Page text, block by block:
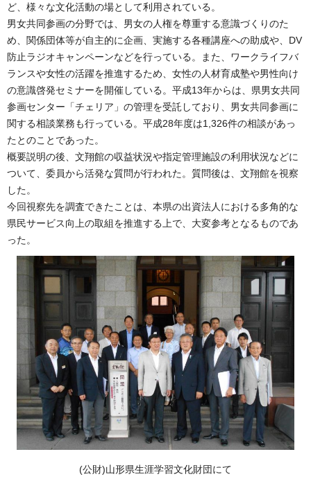
ど、様々な文化活動の場として利用されている。
男女共同参画の分野では、男女の人権を尊重する意識づくりのた
め、関係団体等が自主的に企画、実施する各種講座への助成や、DV
防止ラジオキャンペーンなどを行っている。また、ワークライフバ
ランスや女性の活躍を推進するため、女性の人材育成塾や男性向け
の意識啓発セミナーを開催している。平成13年からは、県男女共同
参画センター「チェリア」の管理を受託しており、男女共同参画に
関する相談業務も行っている。平成28年度は1,326件の相談があっ
たとのことであった。
概要説明の後、文翔館の収益状況や指定管理施設の利用状況などに
ついて、委員から活発な質問が行われた。質問後は、文翔館を視察
した。
今回視察先を調査できたことは、本県の出資法人における多角的な
県民サービス向上の取組を推進する上で、大変参考となるものであ
った。
(公財)山形県生涯学習文化財団にて